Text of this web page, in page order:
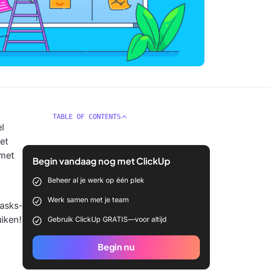
TABLE OF CONTENTS
Begin vandaag nog met ClickUp
Beheer al je werk op één plek
Werk samen met je team
Gebruik ClickUp GRATIS—voor altijd
Begin nu